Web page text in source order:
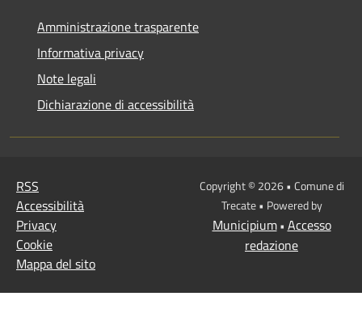
Amministrazione trasparente
Informativa privacy
Note legali
Dichiarazione di accessibilità
RSS
Accessibilità
Privacy
Cookie
Mappa del sito
Copyright © 2026 • Comune di
Trecate • Powered by
Municipium• Accesso
redazione